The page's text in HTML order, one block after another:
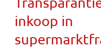
inkoop in